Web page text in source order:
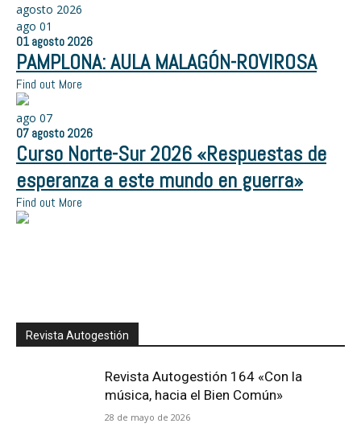
agosto 2026
ago 01
01 agosto 2026
PAMPLONA: AULA MALAGÓN-ROVIROSA
Find out More
ago 07
07 agosto 2026
Curso Norte-Sur 2026 «Respuestas de
esperanza a este mundo en guerra»
Find out More
Revista Autogestión
Revista Autogestión 164 «Con la
música, hacia el Bien Común»
28 de mayo de 2026